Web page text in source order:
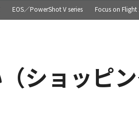
EOS／PowerShot V series Focus on Flight
ショッピ